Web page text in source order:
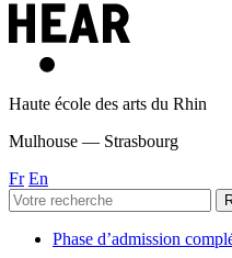
Haute école des arts du Rhin
Mulhouse — Strasbourg
Fr En
Phase d’admission